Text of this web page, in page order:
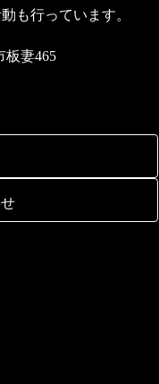
も行っています。
妻465